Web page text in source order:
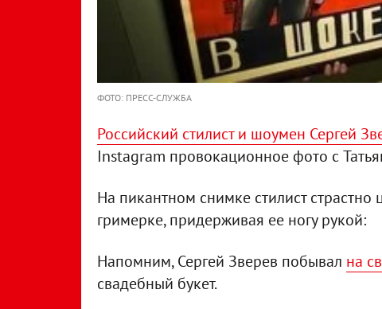
ФОТО: ПРЕСС-СЛУЖБА
Российский стилист и шоумен Сергей
Instagram провокационное фото c
На пикантном снимке стилист страстно
гримерке, придерживая ее ногу рукой:
Напомним, Сергей Зверев побывал на
свадебный букет.